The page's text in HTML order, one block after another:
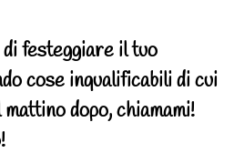
festeggiare il tuo
cose inqualificabili di cui
dopo, chiamami!